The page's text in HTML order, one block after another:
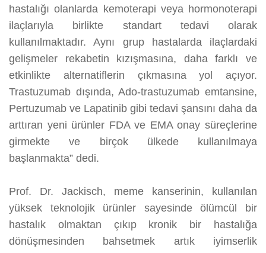
hastalığı olanlarda kemoterapi veya hormonoterapi
ilaçlarıyla birlikte standart tedavi olarak
kullanılmaktadır. Aynı grup hastalarda ilaçlardaki
gelişmeler rekabetin kızışmasına, daha farklı ve
etkinlikte alternatiflerin çıkmasına yol açıyor.
Trastuzumab dışında, Ado-trastuzumab emtansine,
Pertuzumab ve Lapatinib gibi tedavi şansını daha da
arttıran yeni ürünler FDA ve EMA onay süreçlerine
girmekte ve birçok ülkede kullanılmaya
başlanmakta” dedi.
Prof. Dr. Jackisch, meme kanserinin, kullanılan
yüksek teknolojik ürünler sayesinde ölümcül bir
hastalık olmaktan çıkıp kronik bir hastalığa
dönüşmesinden bahsetmek artık iyimserlik